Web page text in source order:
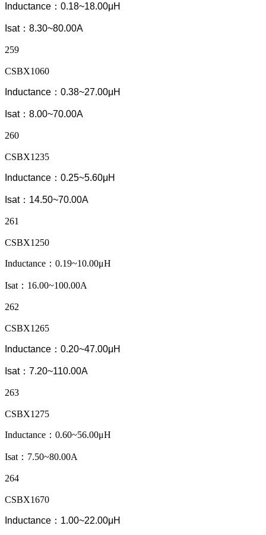
Inductance：0.18~18.00μH
Isat：8.30~80.00A
259
CSBX1060
Inductance：0.38~27.00μH
Isat：8.00~70.00A
260
CSBX1235
Inductance：0.25~5.60μH
Isat：14.50~70.00A
261
CSBX1250
Inductance：0.19~10.00μH
Isat：16.00~100.00A
262
CSBX1265
Inductance：0.20~47.00μH
Isat：7.20~110.00A
263
CSBX1275
Inductance：0.60~56.00μH
Isat：7.50~80.00A
264
CSBX1670
Inductance：1.00~22.00μH